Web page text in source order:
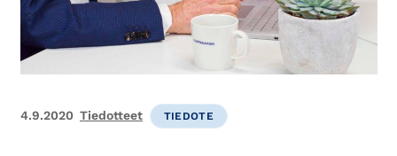
4.9.2020 Tiedotteet TIEDOTE